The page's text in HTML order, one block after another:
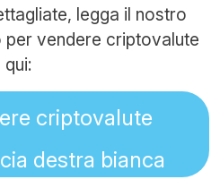
legga il nostro
vendere criptovalute
qui:
criptovalute